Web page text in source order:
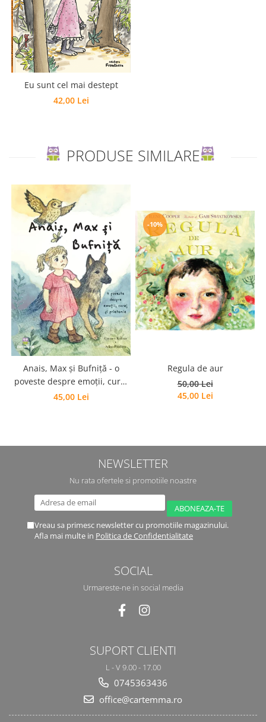
Eu sunt cel mai destept
42,00 Lei
PRODUSE SIMILARE
Anais, Max și Bufniță - o
poveste despre emoții, curaj
și prietenie
45,00 Lei
-10%
Regula de aur
50,00 Lei
45,00 Lei
NEWSLETTER
Nu rata ofertele si promotiile noastre
Vreau sa primesc newsletter cu promotiile magazinului.
Afla mai multe in Politica de Confidentialitate
SOCIAL
Urmareste-ne in social media
SUPORT CLIENTI
L - V 9.00 - 17.00
0745363436
office@cartemma.ro